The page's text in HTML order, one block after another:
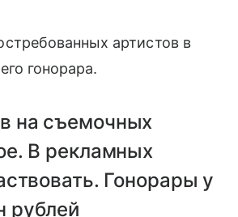
артистов в
гонорара.
на съемочных
В рекламных
Гонорары у
рублей